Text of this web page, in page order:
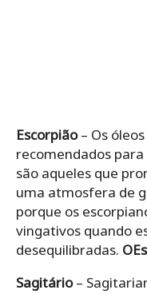
Escorpião– Os
recomendados
são aqueles que
uma atmosfera de
porque os
vingativos quando
desequilibradas.
Sagitário–